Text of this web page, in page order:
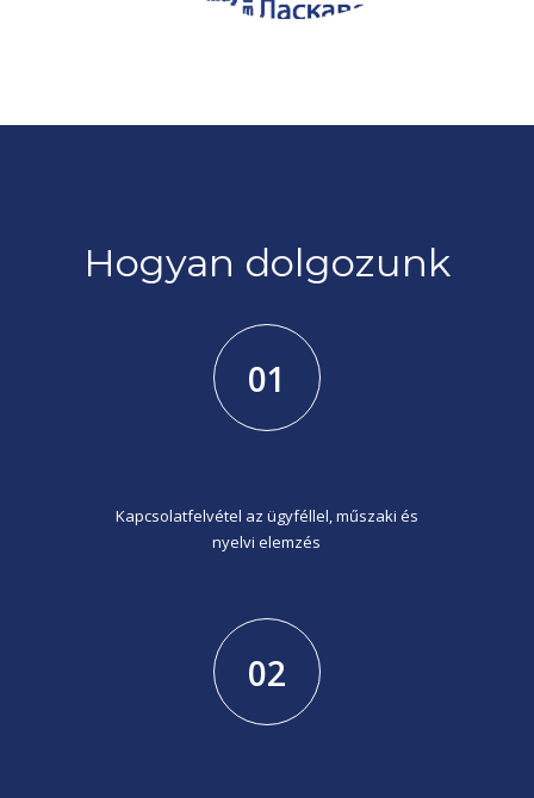
Hogyan dolgozunk
01
Kapcsolatfelvétel az ügyféllel, műszaki és
nyelvi elemzés
02